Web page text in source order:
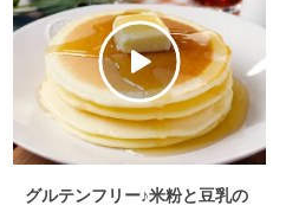
グルテンフリー♪米粉と豆乳の